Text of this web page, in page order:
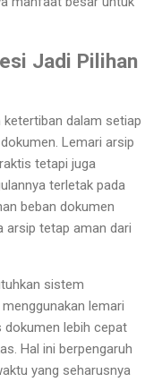
Jadi Pilihan
dalam setiap
Lemari arsip
tetapi juga
terletak pada
beban dokumen
arsip tetap aman dari
sistem
lemari
dokumen lebih cepat
Hal ini berpengaruh
yang seharusnya